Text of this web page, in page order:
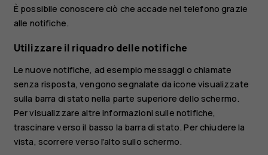
8.1
È possibile conoscere ciò che accade nel telefono grazie
alle notifiche.
Utilizzare il riquadro delle notifiche
Le nuove notifiche, ad esempio messaggi o chiamate
senza risposta, vengono segnalate da icone visualizzate
sulla barra di stato nella parte superiore dello schermo.
Per visualizzare altre informazioni sulle notifiche,
trascinare verso il basso la barra di stato. Per chiudere la
vista, scorrere verso l'alto sullo schermo.